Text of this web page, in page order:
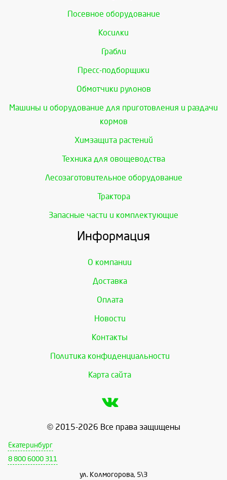
Посевное оборудование
Косилки
Грабли
Пресс-подборщики
Обмотчики рулонов
Машины и оборудование для приготовления и раздачи
кормов
Химзащита растений
Техника для овощеводства
Лесозаготовительное оборудование
Трактора
Запасные части и комплектующие
Информация
О компании
Доставка
Оплата
Новости
Контакты
Политика конфиденциальности
Карта сайта
© 2015-2026 Все права защищены
Екатеринбург
8 800 6000 311
ул. Колмогорова, 5\3